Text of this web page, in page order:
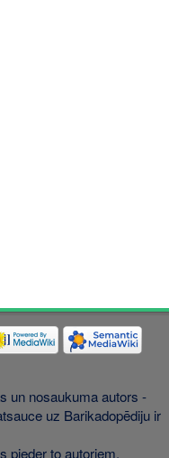
un nosaukuma autors -
uz Barikadopēdiju ir
pieder to autoriem.